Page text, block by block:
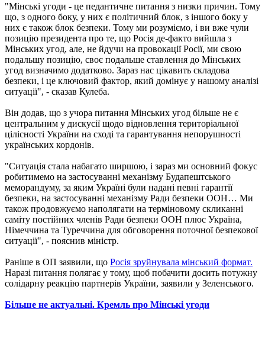
"Мінські угоди - це педантичне питання з низки причин. Тому
що, з одного боку, у них є політичний блок, з іншого боку у
них є також блок безпеки. Тому ми розуміємо, і ви вже чули
позицію президента про те, що Росія де-факто вийшла з
Мінських угод, але, не йдучи на провокації Росії, ми свою
подальшу позицію, своє подальше ставлення до Мінських
угод визначимо додатково. Зараз нас цікавить складова
безпеки, і це ключовий фактор, який домінує у нашому аналізі
ситуації", - сказав Кулеба.
Він додав, що з учора питання Мінських угод більше не є
центральним у дискусії щодо відновлення територіальної
цілісності України на сході та гарантування непорушності
українських кордонів.
"Ситуація стала набагато ширшою, і зараз ми основний фокус
робитимемо на застосуванні механізму Будапештського
меморандуму, за яким Україні були надані певні гарантії
безпеки, на застосуванні механізму Ради безпеки ООН… Ми
також продовжуємо наполягати на терміновому скликанні
саміту постійних членів Ради безпеки ООН плюс Україна,
Німеччина та Туреччина для обговорення поточної безпекової
ситуації", - пояснив міністр.
Раніше в ОП заявили, що Росія зруйнувала мінський формат.
Наразі питання полягає у тому, щоб побачити досить потужну
солідарну реакцію партнерів України, заявили у Зеленського.
Більше не актуальні. Кремль про Мінські угоди